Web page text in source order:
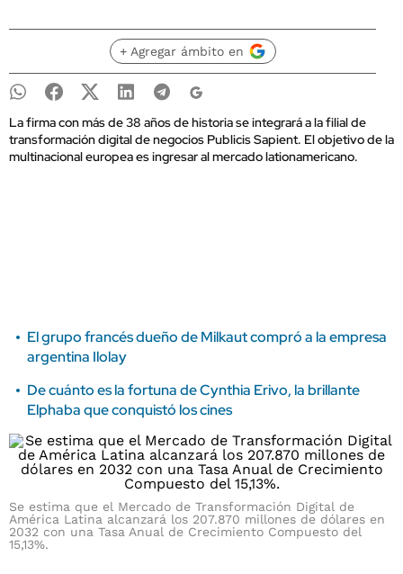
+ Agregar ámbito en
La firma con más de 38 años de historia se integrará a la filial de
transformación digital de negocios Publicis Sapient. El objetivo de la
multinacional europea es ingresar al mercado lationamericano.
El grupo francés dueño de Milkaut compró a la empresa
argentina Ilolay
De cuánto es la fortuna de Cynthia Erivo, la brillante
Elphaba que conquistó los cines
Se estima que el Mercado de Transformación Digital de
América Latina alcanzará los 207.870 millones de dólares en
2032 con una Tasa Anual de Crecimiento Compuesto del
15,13%.